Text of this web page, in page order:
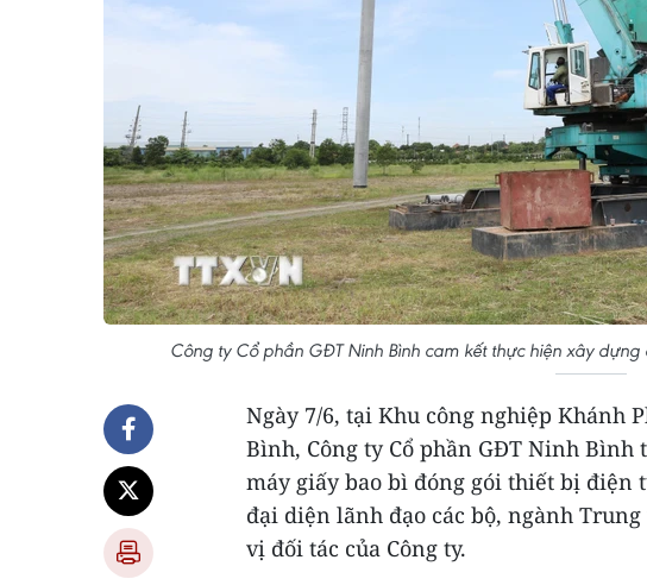
Công ty Cổ phần GĐT Ninh Bình cam kết thực hiện xây
Ngày 7/6, tại Khu công nghiệp Khánh
Bình, Công ty Cổ phần GĐT Ninh
máy giấy bao bì đóng gói thiết bị điện
đại diện lãnh đạo các bộ, ngành
vị đối tác của Công ty.